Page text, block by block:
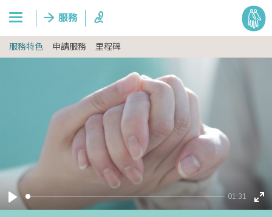
服務特色 申請服務 里程碑
Play
01:31